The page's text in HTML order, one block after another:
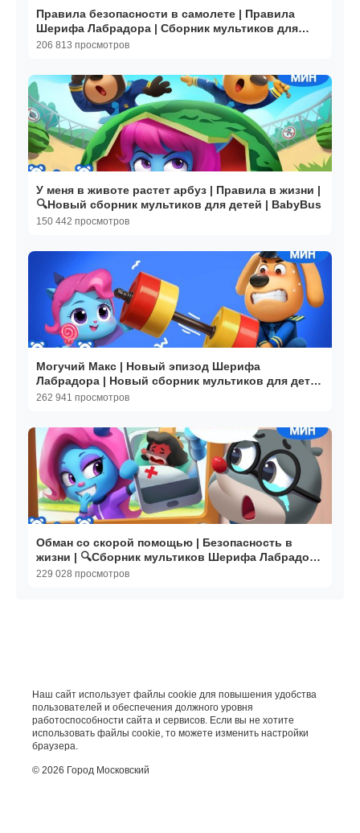
Правила безопасности в самолете | Правила
Шерифа Лабрадора | Сборник мультиков для
детей | BabyBus
206 813 просмотров
У меня в животе растет арбуз | Правила в жизни |
🔍Новый сборник мультиков для детей | BabyBus
150 442 просмотров
Могучий Макс | Новый эпизод Шерифа
Лабрадора | Новый сборник мультиков для детей
| BabyBus
262 941 просмотров
Обман со скорой помощью | Безопасность в
жизни | 🔍Сборник мультиков Шерифа Лабрадора
| BabyBus
229 028 просмотров
Наш сайт использует файлы cookie для повышения удобства
пользователей и обеспечения должного уровня
работоспособности сайта и сервисов. Если вы не хотите
использовать файлы cookie, то можете изменить настройки
браузера.
© 2026 Город Московский